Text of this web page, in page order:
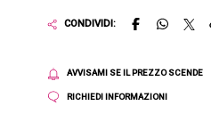
CONDIVIDI:
AVVISAMI SE IL PREZZO SCENDE
RICHIEDI INFORMAZIONI